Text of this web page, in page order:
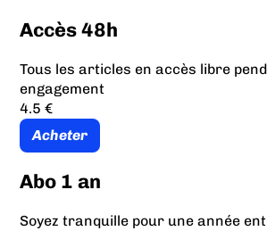
Accès 48h
Tous les articles en accès libre
engagement
4.5 €
Acheter
Abo 1 an
Soyez tranquille pour une année